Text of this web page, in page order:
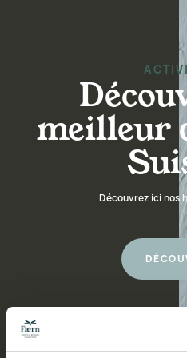
meilleur
Découvrez ici nos